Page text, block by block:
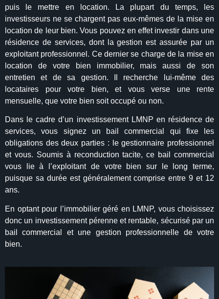
puis le mettre en location. La plupart du temps, les
investisseurs ne se chargent pas eux-mêmes de la mise en
location de leur bien. Vous pouvez en effet investir dans une
résidence de services, dont la gestion est assurée par un
exploitant professionnel. Ce dernier se charge de la mise en
location de votre bien immobilier, mais aussi de son
entretien et de sa gestion. Il recherche lui-même des
locataires pour votre bien, et vous verse une rente
mensuelle, que votre bien soit occupé ou non.
Dans le cadre d’un investissement LMNP en résidence de
services, vous signez un bail commercial qui fixe les
obligations des deux parties : le gestionnaire professionnel
et vous. Soumis à reconduction tacite, ce bail commercial
vous lie à l’exploitant de votre bien sur le long terme,
puisque sa durée est généralement comprise entre 9 et 12
ans.
En optant pour l’immobilier géré en LMNP, vous choisissez
donc un investissement pérenne et rentable, sécurisé par un
bail commercial et une gestion professionnelle de votre
bien.